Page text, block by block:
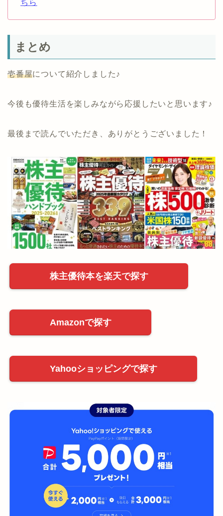
ちら
まとめ
壱番屋について紹介しました♪
今後も優待生活を楽しみながら応援したいと思います♪
最後まで読んでいただき、ありがとうございました！
株主優待本を楽天で探す
Amazonで探す
Yahooショッピングで探す